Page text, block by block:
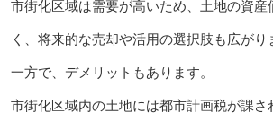
市街化区域は需要が高いため、土地の資産
く、将来的な売却や活用の選択肢も広がり
一方で、デメリットもあります。
市街化区域内の土地には都市計画税が課さ